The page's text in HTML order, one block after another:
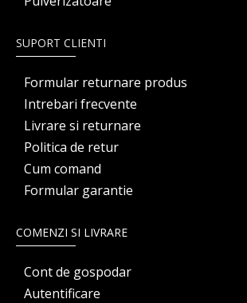
SUPORT CLIENTI
Formular returnare produs
Intrebari frecvente
Livrare si returnare
Politica de retur
Cum comand
Formular garantie
COMENZI SI LIVRARE
Cont de gospodar
Autentificare